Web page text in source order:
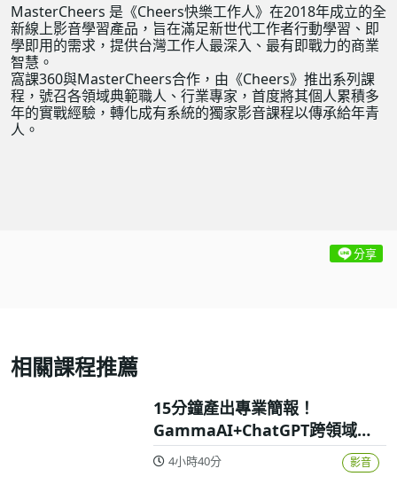
MasterCheers 是《Cheers快樂工作人》在2018年成立的全
新線上影音學習產品，旨在滿足新世代工作者行動學習、即
學即用的需求，提供台灣工作人最深入、最有即戰力的商業
智慧。
窩課360與MasterCheers合作，由《Cheers》推出系列課
程，號召各領域典範職人、行業專家，首度將其個人累積多
年的實戰經驗，轉化成有系統的獨家影音課程以傳承給年青
人。
分享
相關課程推薦
15分鐘產出專業簡報！
GammaAI+ChatGPT跨領域高
效實戰攻略
4小時40分 影音